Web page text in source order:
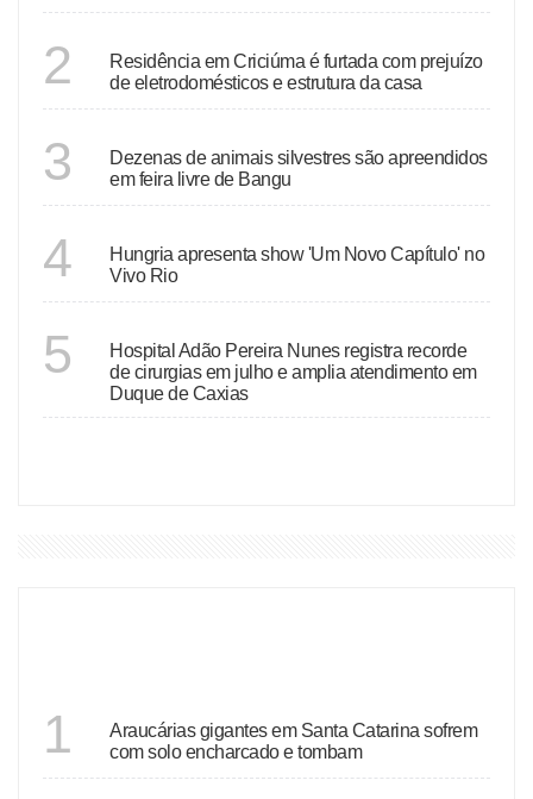
2
Residência em Criciúma é furtada com prejuízo
de eletrodomésticos e estrutura da casa
3
Dezenas de animais silvestres são apreendidos
em feira livre de Bangu
4
Hungria apresenta show 'Um Novo Capítulo' no
Vivo Rio
5
Hospital Adão Pereira Nunes registra recorde
de cirurgias em julho e amplia atendimento em
Duque de Caxias
1
Araucárias gigantes em Santa Catarina sofrem
com solo encharcado e tombam